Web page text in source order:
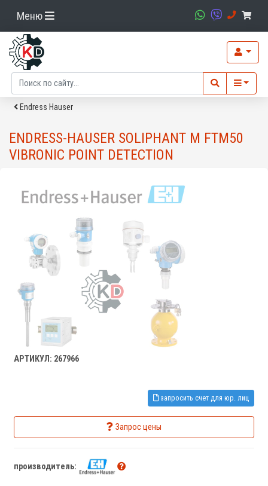
Меню
Endress Hauser
ENDRESS-HAUSER SOLIPHANT M FTM50
VIBRONIC POINT DETECTION
АРТИКУЛ: 267966
запросить счет для юр. лиц
Запрос цены
производитель: